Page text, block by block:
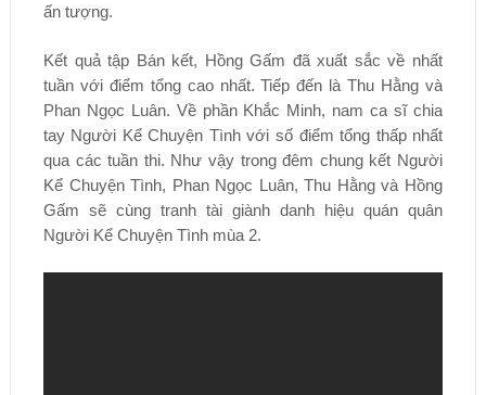
ấn tượng.
Kết quả tập Bán kết, Hồng Gấm đã xuất sắc về nhất
tuần với điểm tổng cao nhất. Tiếp đến là Thu Hằng và
Phan Ngọc Luân. Về phần Khắc Minh, nam ca sĩ chia
tay Người Kể Chuyện Tình với số điểm tổng thấp nhất
qua các tuần thi. Như vậy trong đêm chung kết Người
Kể Chuyện Tình, Phan Ngọc Luân, Thu Hằng và Hồng
Gấm sẽ cùng tranh tài giành danh hiệu quán quân
Người Kể Chuyện Tình mùa 2.